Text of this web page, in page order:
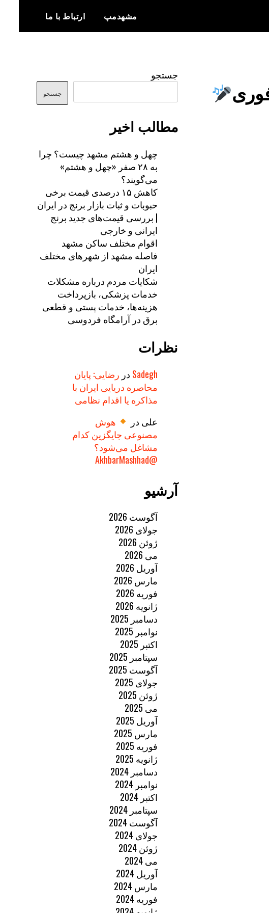
مشهدمپ ارتباط با ما
جستجو
جستجو
مطالب اخیر
چهل و هشتم مشهد چیست؟ چرا
به ۲۸ صفر «چهل و هشتم»
می‌گویند؟
کاهش ۱۵ درصدی قیمت برخی
حبوبات و ثبات بازار برنج در ایران
| بررسی قیمت‌های جدید برنج
ایرانی و خارجی
اقوام مختلف ساکن مشهد
فاصله مشهد از شهرهای مختلف
ایران
شکایات مردم درباره مشکلات
خدمات پزشکی، بازپرداخت
هزینه‌ها، خدمات پستی و قطعی
برق در آرامگاه فردوسی
نظرات
Sadegh در رضایی: پایان
محاصره دریایی ایران با
مذاکره یا اقدام نظامی
علی در
هوش
مصنوعی جایگزین کدام
مشاغل می‌شود؟
@AkhbarMashhad
آرشیو
آگوست 2026
جولای 2026
ژوئن 2026
می 2026
آوریل 2026
مارس 2026
فوریه 2026
ژانویه 2026
دسامبر 2025
نوامبر 2025
اکتبر 2025
سپتامبر 2025
آگوست 2025
جولای 2025
ژوئن 2025
می 2025
آوریل 2025
مارس 2025
فوریه 2025
ژانویه 2025
دسامبر 2024
نوامبر 2024
اکتبر 2024
سپتامبر 2024
آگوست 2024
جولای 2024
ژوئن 2024
می 2024
آوریل 2024
مارس 2024
فوریه 2024